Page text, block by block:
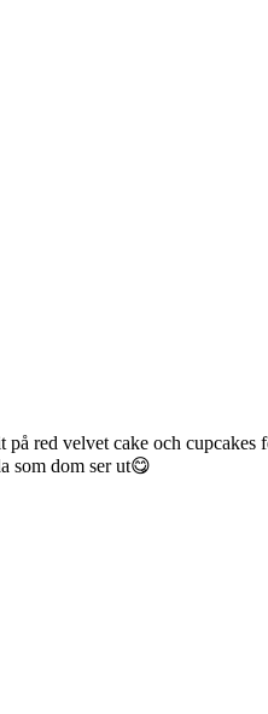
red velvet cake och
som dom ser ut😋